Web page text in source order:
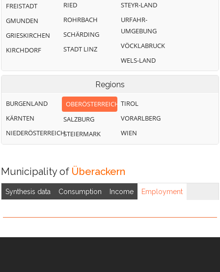
Uttendorf
Hochburg-Ach
Höhnhart
Jeging
Treubach
Überackern
Weng im Innkreis
FREISTADT
GMUNDEN
GRIESKIRCHEN
KIRCHDORF
RIED
ROHRBACH
SCHÄRDING
STADT LINZ
STEYR-LAND
URFAHR-
UMGEBUNG
VÖCKLABRUCK
WELS-LAND
Regions
BURGENLAND
KÄRNTEN
NIEDERÖSTERREICH
OBERÖSTERREICH
SALZBURG
STEIERMARK
TIROL
VORARLBERG
WIEN
Municipality of Überackern
Synthesis data Consumption Income Employment